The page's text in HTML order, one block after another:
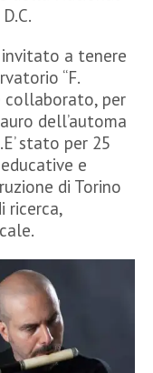
a tenere
“F.
collaborato, per
dell’automa
stato per 25
e
di Torino
ricerca,